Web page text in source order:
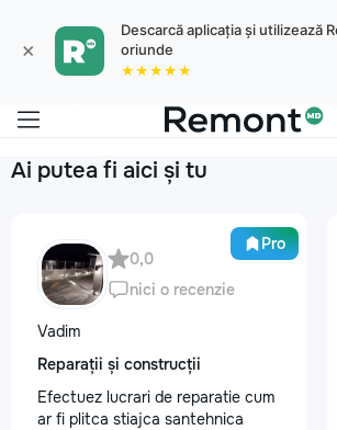
×
Descarcă aplicația și utilizează
oriunde
★★★★★
Ai putea fi aici și tu
Pro
0,0
nici o recenzie
Vadim
Reparații și construcții
Efectuez lucrari de reparatie cum
ar fi plitca stiajca santehnica